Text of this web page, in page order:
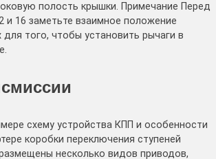
полость крышки. Примечание Перед
и 16 заметьте взаимное положение
для того, чтобы установить рычаги в
схему устройства КПП и особенности
коробки переключения ступеней
несколько видов приводов,